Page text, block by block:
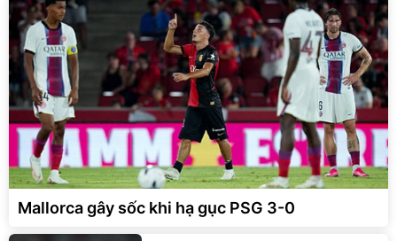
Mallorca gây sốc khi hạ gục PSG 3-0